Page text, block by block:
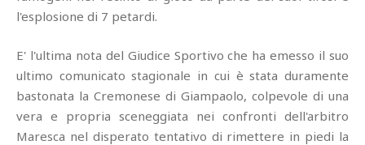
l'esplosione di 7 petardi.
E' l'ultima nota del Giudice Sportivo che ha emesso il suo
ultimo comunicato stagionale in cui è stata duramente
bastonata la Cremonese di Giampaolo, colpevole di una
vera e propria sceneggiata nei confronti dell'arbitro
Maresca nel disperato tentativo di rimettere in piedi la